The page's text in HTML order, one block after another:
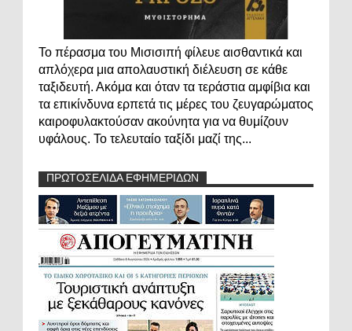
Το πέρασμα του Μισισιπή φίλευε αισθαντικά και
απλόχερα μια απολαυστική διέλευση σε κάθε
ταξιδευτή. Ακόμα και όταν τα τεράστια αμφίβια και
τα επικίνδυνα ερπετά τις μέρες του ζευγαρώματος
καιροφυλακτούσαν ακούνητα για να θυμίζουν
υφάλους. Το τελευταίο ταξίδι μαζί της...
ΠΡΩΤΟΣΕΛΙΔΑ ΕΦΗΜΕΡΙΔΩΝ